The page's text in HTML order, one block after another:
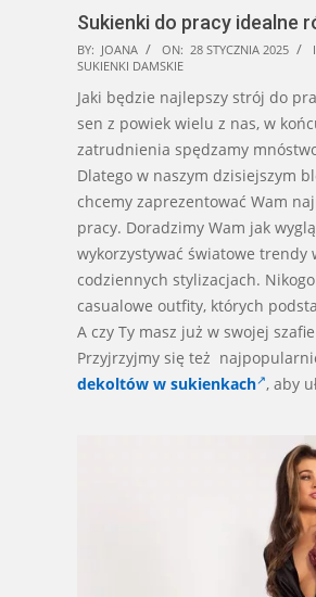
Sukienki do pracy idealne
2025-
01-
28
BY: JOANA ON: 28 STYCZNIA 2025
SUKIENKI DAMSKIE
Jaki będzie najlepszy strój do
sen z powiek wielu z nas, w
zatrudnienia spędzamy
Dlatego w naszym dzisiejszym
chcemy zaprezentować Wam
pracy. Doradzimy Wam jak
wykorzystywać światowe trendy
codziennych stylizacjach.
casualowe outfity, których
A czy Ty masz już w swojej
Przyjrzyjmy się też
dekoltów w sukienkach , aby